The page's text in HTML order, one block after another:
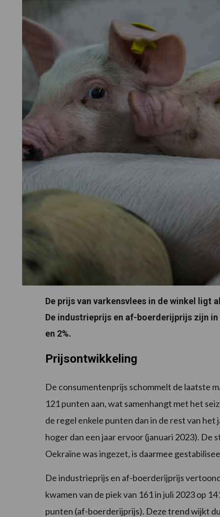
De prijs van varkensvlees in de winkel ligt
De industrieprijs en af-boerderijprijs zijn
en 2%.
Prijsontwikkeling
De consumentenprijs schommelt de laatste
121 punten aan, wat samenhangt met het
de regel enkele punten dan in de rest van het
hoger dan een jaar ervoor (januari 2023). De
Oekraïne was ingezet, is daarmee
De industrieprijs en af-boerderijprijs
kwamen van de piek van 161 in juli 2023 op
punten (af-boerderijprijs). Deze trend wijkt